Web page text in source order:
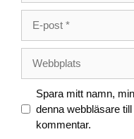
post
Spara mitt namn,
denna webbläsare
kommentar.